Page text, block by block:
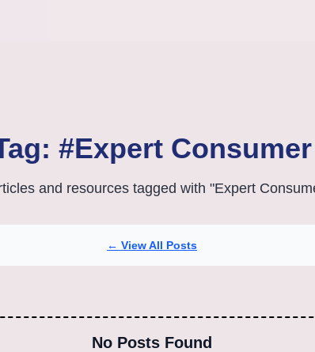
#Expert Consumer
and resources tagged with "Expert
← View All Posts
No Posts Found